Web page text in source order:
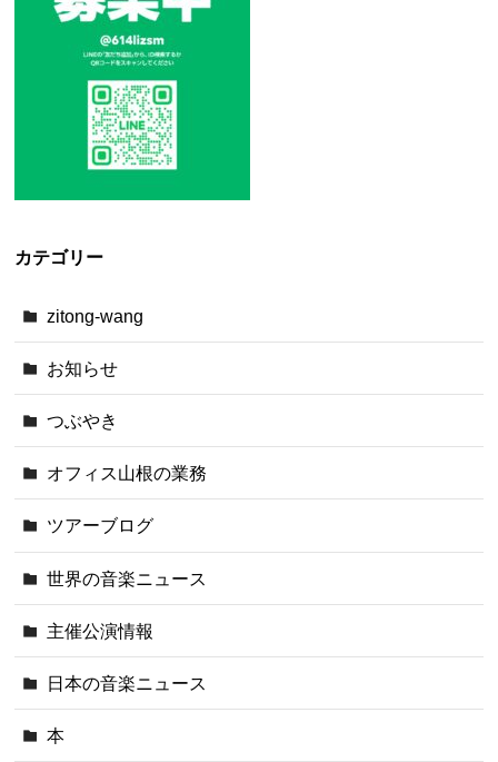
カテゴリー
zitong-wang
お知らせ
つぶやき
オフィス山根の業務
ツアーブログ
世界の音楽ニュース
主催公演情報
日本の音楽ニュース
本